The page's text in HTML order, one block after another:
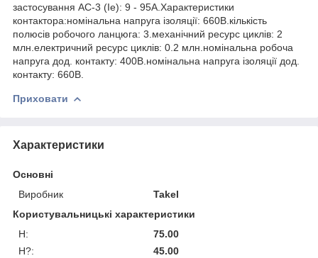
застосування АС-3 (Ie): 9 - 95А.Характеристики
контактора:номінальна напруга ізоляції: 660В.кількість
полюсів робочого ланцюга: 3.механічний ресурс циклів: 2
млн.електричний ресурс циклів: 0.2 млн.номінальна робоча
напруга дод. контакту: 400В.номінальна напруга ізоляції дод.
контакту: 660В.
Приховати
Характеристики
Основні
Виробник
Takel
Користувальницькі характеристики
H:
75.00
H?:
45.00